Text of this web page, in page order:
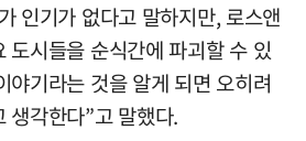
인기가 없다고 말하지만, 로스앤
도시들을 순식간에 파괴할 수 있
야기라는 것을 알게 되면 오히려
생각한다”고 말했다.